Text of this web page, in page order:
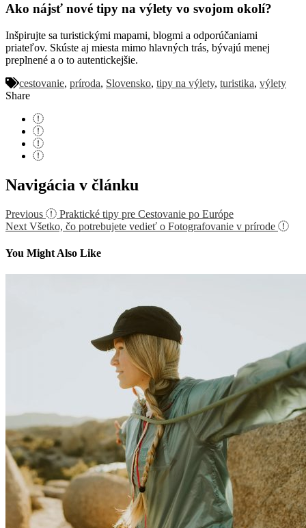
Ako nájsť nové tipy na výlety vo svojom okolí?
Inšpirujte sa turistickými mapami, blogmi a odporúčaniami
priateľov. Skúste aj miesta mimo hlavných trás, bývajú menej
preplnené a o to autentickejšie.
cestovanie, príroda, Slovensko, tipy na výlety, turistika, výlety
Share
Navigácia v článku
Previous
Praktické tipy pre Cestovanie po Európe
Next Všetko, čo potrebujete vedieť o Fotografovanie v prírode
You Might Also Like